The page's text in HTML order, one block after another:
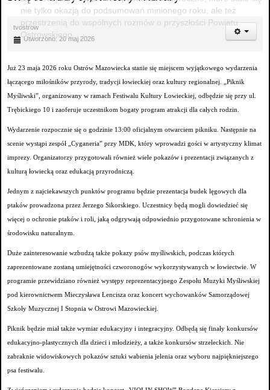
nie tylko okazją do podsumowań minionego roku, ale też
przestrzenią do wspólnych rozmów o przyszłości Powiatu
Ostrowskiego.
tvostrow
Utworzono: 20 maj 2026
Już 23 maja 2026 roku Ostrów Mazowiecka stanie się miejscem wyjątkowego wydarzenia
łączącego miłośników przyrody, tradycji łowieckiej oraz kultury regionalnej. „Piknik
Myśliwski”, organizowany w ramach Festiwalu Kultury Łowieckiej, odbędzie się przy ul.
Trębickiego 10 i zaoferuje uczestnikom bogaty program atrakcji dla całych rodzin.
Wydarzenie rozpocznie się o godzinie 13:00 oficjalnym otwarciem pikniku. Następnie na
scenie wystąpi zespół „Cyganeria” przy MDK, który wprowadzi gości w artystyczny klimat
imprezy. Organizatorzy przygotowali również wiele pokazów i prezentacji związanych z
kulturą łowiecką oraz edukacją przyrodniczą.
Jednym z najciekawszych punktów programu będzie prezentacja budek lęgowych dla
ptaków prowadzona przez Jerzego Sikorskiego. Uczestnicy będą mogli dowiedzieć się
więcej o ochronie ptaków i roli, jaką odgrywają odpowiednio przygotowane schronienia w
środowisku naturalnym.
Duże zainteresowanie wzbudzą także pokazy psów myśliwskich, podczas których
zaprezentowane zostaną umiejętności czworonogów wykorzystywanych w łowiectwie. W
programie przewidziano również występy reprezentacyjnego Zespołu Muzyki Myśliwskiej
pod kierownictwem Mieczysława Łencisza oraz koncert wychowanków Samorządowej
Szkoły Muzycznej I Stopnia w Ostrowi Mazowieckiej.
Piknik będzie miał także wymiar edukacyjny i integracyjny. Odbędą się finały konkursów
edukacyjno-plastycznych dla dzieci i młodzieży, a także konkursów strzeleckich. Nie
zabraknie widowiskowych pokazów sztuki wabienia jelenia oraz wyboru najpiękniejszego
psa festiwalu.